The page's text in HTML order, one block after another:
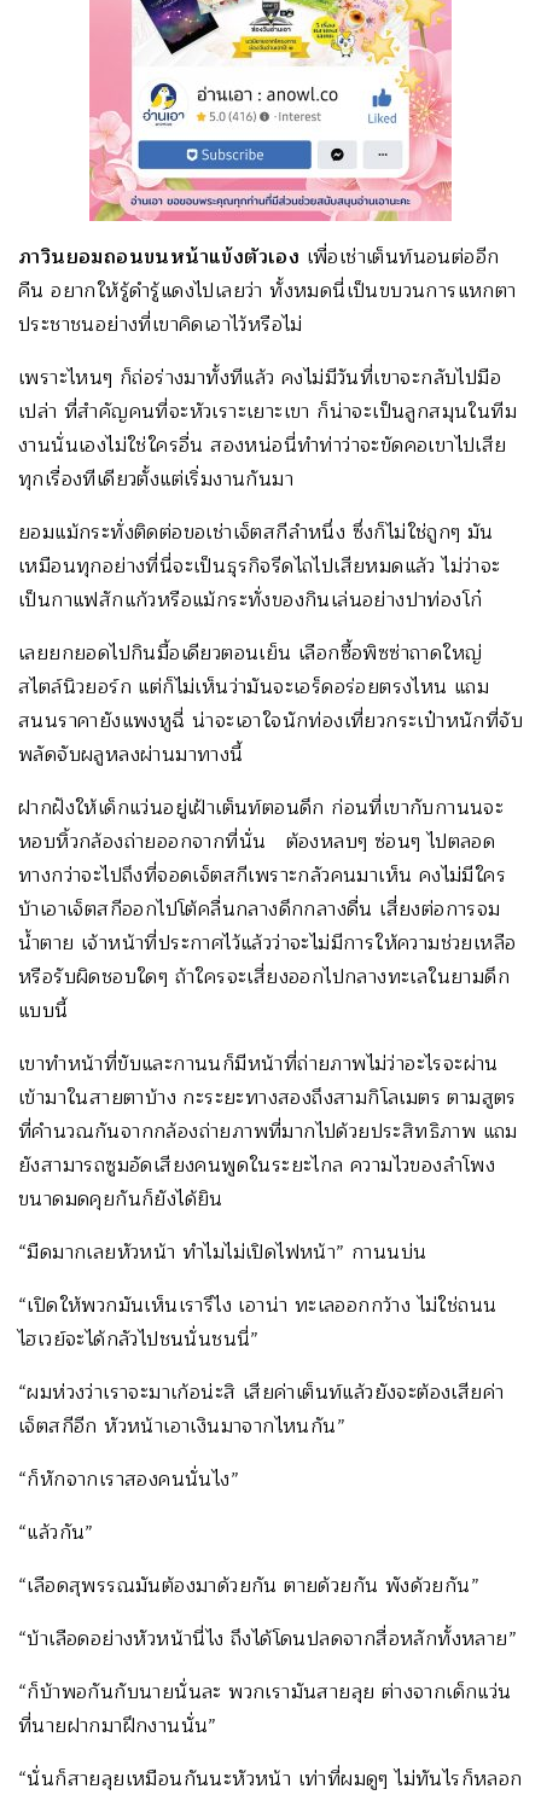
ภาวินยอมถอนขนหน้าแข้งตัวเอง เพื่อเช่าเต็นท์นอนต่ออีก
คืน อยากให้รู้ดำรู้แดงไปเลยว่า ทั้งหมดนี่เป็นขบวนการแหกตา
ประชาชนอย่างที่เขาคิดเอาไว้หรือไม่
เพราะไหนๆ ก็ถ่อร่างมาทั้งทีแล้ว คงไม่มีวันที่เขาจะกลับไปมือ
เปล่า ที่สำคัญคนที่จะหัวเราะเยาะเขา ก็น่าจะเป็นลูกสมุนในทีม
งานนั่นเองไม่ใช่ใครอื่น สองหน่อนี่ทำท่าว่าจะขัดคอเขาไปเสีย
ทุกเรื่องทีเดียวตั้งแต่เริ่มงานกันมา
ยอมแม้กระทั่งติดต่อขอเช่าเจ็ตสกีลำหนึ่ง ซึ่งก็ไม่ใช่ถูกๆ มัน
เหมือนทุกอย่างที่นี่จะเป็นธุรกิจรีดไถไปเสียหมดแล้ว ไม่ว่าจะ
เป็นกาแฟสักแก้วหรือแม้กระทั่งของกินเล่นอย่างปาท่องโก๋
เลยยกยอดไปกินมื้อเดียวตอนเย็น เลือกซื้อพิซซ่าถาดใหญ่
สไตล์นิวยอร์ก แต่ก็ไม่เห็นว่ามันจะเอร็ดอร่อยตรงไหน แถม
สนนราคายังแพงหูฉี่ น่าจะเอาใจนักท่องเที่ยวกระเป๋าหนักที่จับ
พลัดจับผลูหลงผ่านมาทางนี้
ฝากฝังให้เด็กแว่นอยู่เฝ้าเต็นท์ตอนดึก ก่อนที่เขากับกานนจะ
หอบหิ้วกล้องถ่ายออกจากที่นั่น ต้องหลบๆ ซ่อนๆ ไปตลอด
ทางกว่าจะไปถึงที่จอดเจ็ตสกีเพราะกลัวคนมาเห็น คงไม่มีใคร
บ้าเอาเจ็ตสกีออกไปโต้คลื่นกลางดึกกลางดื่น เสี่ยงต่อการจม
น้ำตาย เจ้าหน้าที่ประกาศไว้แล้วว่าจะไม่มีการให้ความช่วยเหลือ
หรือรับผิดชอบใดๆ ถ้าใครจะเสี่ยงออกไปกลางทะเลในยามดึก
แบบนี้
เขาทำหน้าที่ขับและกานนก็มีหน้าที่ถ่ายภาพไม่ว่าอะไรจะผ่าน
เข้ามาในสายตาบ้าง กะระยะทางสองถึงสามกิโลเมตร ตามสูตร
ที่คำนวณกันจากกล้องถ่ายภาพที่มากไปด้วยประสิทธิภาพ แถม
ยังสามารถซูมอัดเสียงคนพูดในระยะไกล ความไวของลำโพง
ขนาดมดคุยกันก็ยังได้ยิน
“มืดมากเลยหัวหน้า ทำไมไม่เปิดไฟหน้า” กานนบ่น
“เปิดให้พวกมันเห็นเรารึไง เอาน่า ทะเลออกกว้าง ไม่ใช่ถนน
ไฮเวย์จะได้กลัวไปชนนั่นชนนี่”
“ผมห่วงว่าเราจะมาเก้อน่ะสิ เสียค่าเต็นท์แล้วยังจะต้องเสียค่า
เจ็ตสกีอีก หัวหน้าเอาเงินมาจากไหนกัน”
“ก็หักจากเราสองคนนั่นไง”
“แล้วกัน”
“เลือดสุพรรณมันต้องมาด้วยกัน ตายด้วยกัน พังด้วยกัน”
“บ้าเลือดอย่างหัวหน้านี่ไง ถึงได้โดนปลดจากสื่อหลักทั้งหลาย”
“ก็บ้าพอกันกับนายนั่นละ พวกเรามันสายลุย ต่างจากเด็กแว่น
ที่นายฝากมาฝึกงานนั่น”
“นั่นก็สายลุยเหมือนกันนะหัวหน้า เท่าที่ผมดูๆ ไม่ทันไรก็หลอก